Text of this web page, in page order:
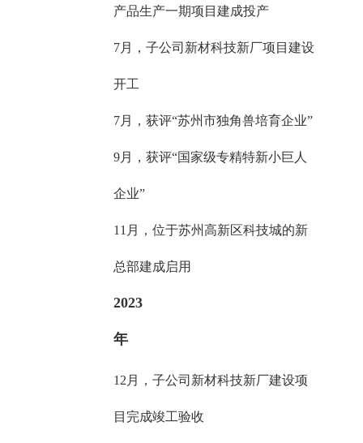
产品生产一期项目建成投产
7月，子公司新材科技新厂项目建设
开工
7月，获评“苏州市独角兽培育企业”
9月，获评“国家级专精特新小巨人
企业”
11月，位于苏州高新区科技城的新
总部建成启用
2023
年
12月，子公司新材科技新厂建设项
目完成竣工验收